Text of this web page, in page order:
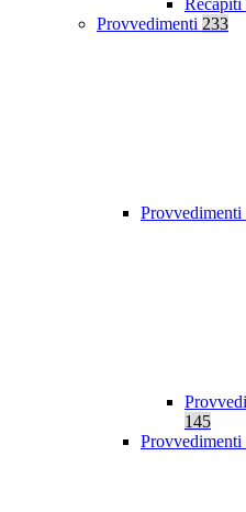
Recapiti
Provvedimenti 233
145